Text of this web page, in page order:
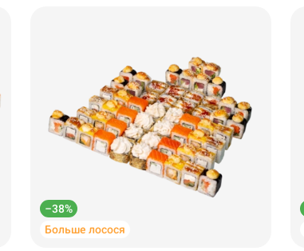
–38%
Больше лосося